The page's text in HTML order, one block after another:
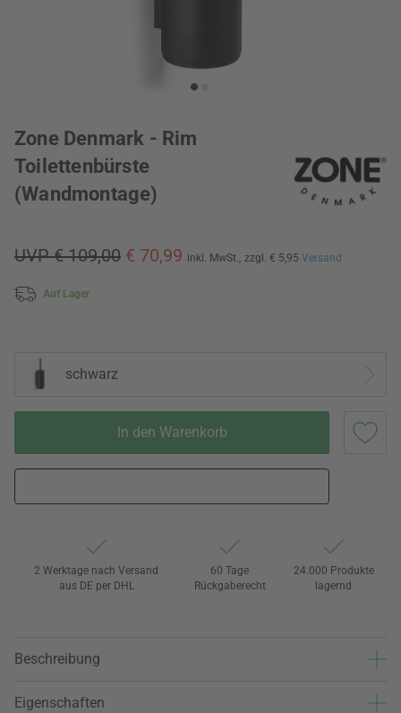
Zone Denmark - Rim
Toilettenbürste
(Wandmontage)
UVP € 109,00 € 70,99 inkl. MwSt., zzgl. € 5,95 Versand
Auf Lager
schwarz
In den Warenkorb
2 Werktage nach Versand
aus DE per DHL
60 Tage
Rückgaberecht
24.000 Produkte
lagernd
Beschreibung
Eigenschaften